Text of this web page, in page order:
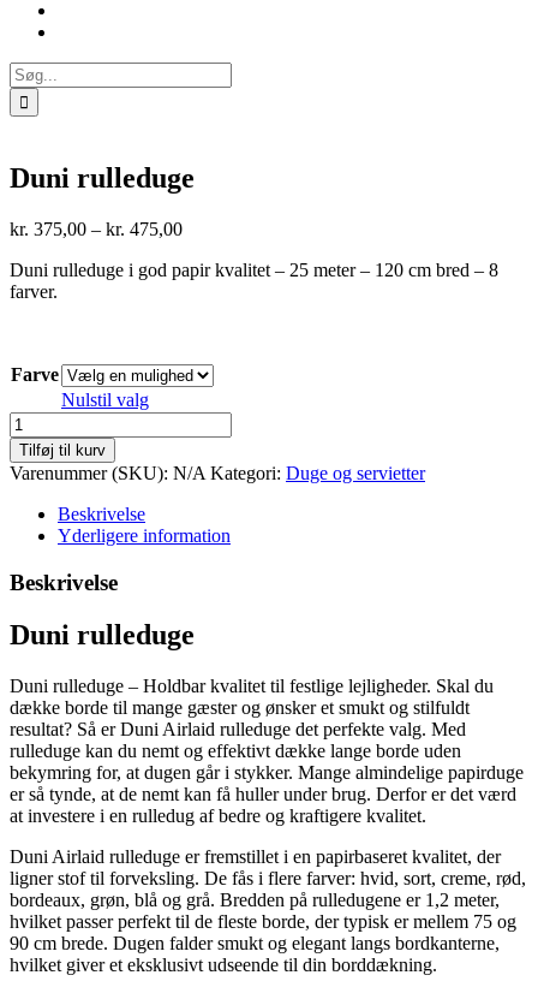
Søg
efter:
Duni rulleduge
kr. 375,00 – kr. 475,00Prisinterval:
til
Duni rulleduge i god papir kvalitet – 25 meter – 120 cm bred – 8
farver.
Farve
Nulstil valg
Duni
rulleduge
antal
Tilføj til kurv
Varenummer (SKU): N/A Kategori: Duge og servietter
Beskrivelse
Yderligere information
Beskrivelse
Duni rulleduge
Duni rulleduge – Holdbar kvalitet til festlige lejligheder. Skal du
dække borde til mange gæster og ønsker et smukt og stilfuldt
resultat? Så er Duni Airlaid rulleduge det perfekte valg. Med
rulleduge kan du nemt og effektivt dække lange borde uden
bekymring for, at dugen går i stykker. Mange almindelige papirduge
er så tynde, at de nemt kan få huller under brug. Derfor er det værd
at investere i en rulledug af bedre og kraftigere kvalitet.
Duni Airlaid rulleduge er fremstillet i en papirbaseret kvalitet, der
ligner stof til forveksling. De fås i flere farver: hvid, sort, creme, rød,
bordeaux, grøn, blå og grå. Bredden på rulledugene er 1,2 meter,
hvilket passer perfekt til de fleste borde, der typisk er mellem 75 og
90 cm brede. Dugen falder smukt og elegant langs bordkanterne,
hvilket giver et eksklusivt udseende til din borddækning.